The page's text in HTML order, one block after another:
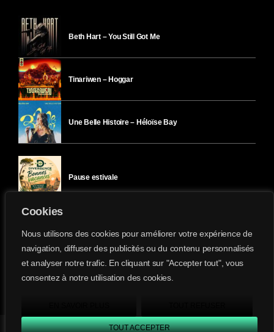
Cookies
Nous utilisons des cookies pour améliorer votre expérience de
navigation, diffuser des publicités ou du contenu personnalisés
et analyser notre trafic. En cliquant sur "Accepter tout", vous
consentez à notre utilisation des cookies.
TOUT ACCEPTER
Beth Hart – You Still Got Me
Tinariwen – Hoggar
Une Belle Histoire – Héloïse Bay
Pause estivale
Ici l’Ombre – mardi 28 juillet